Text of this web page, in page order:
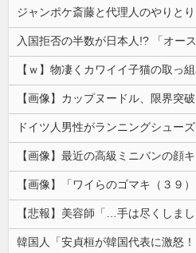
【ｗ】物凄くカワイイ子猫の取っ組
【画像】カップヌードル、限界突
【画像】最近の高級ミニバンの顔
【画像】「ワイらのゴマキ（３９）
【悲報】美容師「…手は尽くしま